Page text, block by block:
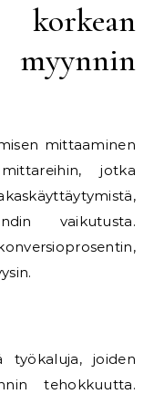
mittaaminen
jotka
vaikutusta.
työkaluja, joiden
tehokkuutta.